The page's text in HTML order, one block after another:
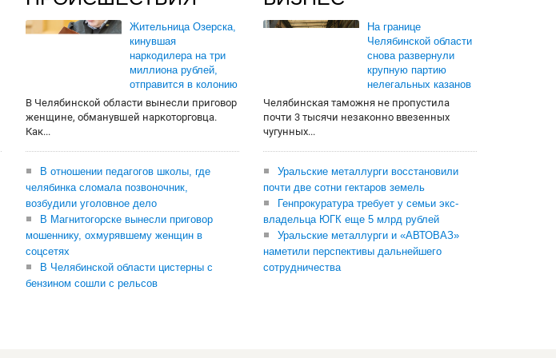
Жительница Озерска,
кинувшая
наркодилера на три
миллиона рублей,
отправится в колонию
В Челябинской области вынесли приговор
женщине, обманувшей наркоторговца.
Как...
В отношении педагогов школы, где
челябинка сломала позвоночник,
возбудили уголовное дело
В Магнитогорске вынесли приговор
мошеннику, охмурявшему женщин в
соцсетях
В Челябинской области цистерны с
бензином сошли с рельсов
На границе
Челябинской области
снова развернули
крупную партию
нелегальных казанов
Челябинская таможня не пропустила
почти 3 тысячи незаконно ввезенных
чугунных...
Уральские металлурги восстановили
почти две сотни гектаров земель
Генпрокуратура требует у семьи экс-
владельца ЮГК еще 5 млрд рублей
Уральские металлурги и «АВТОВАЗ»
наметили перспективы дальнейшего
сотрудничества